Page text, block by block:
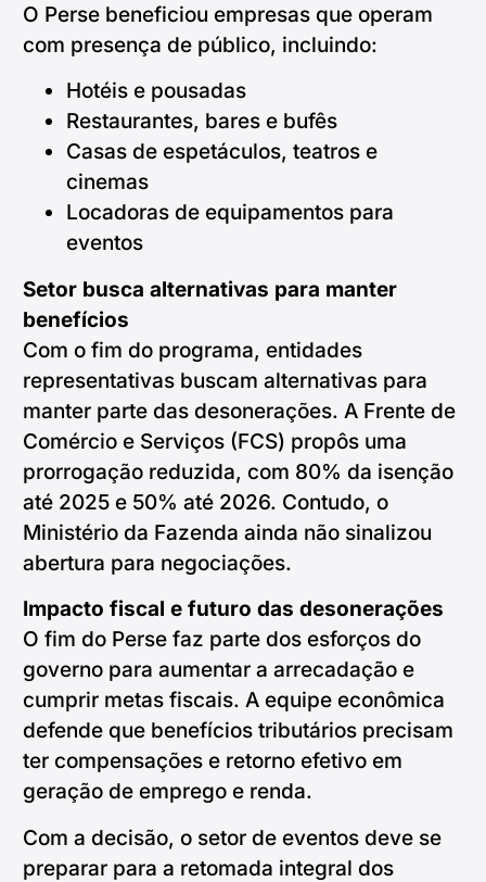
O Perse beneficiou empresas que operam
com presença de público, incluindo:
Hotéis e pousadas
Restaurantes, bares e bufês
Casas de espetáculos, teatros e
cinemas
Locadoras de equipamentos para
eventos
Setor busca alternativas para manter
benefícios
Com o fim do programa, entidades
representativas buscam alternativas para
manter parte das desonerações. A Frente de
Comércio e Serviços (FCS) propôs uma
prorrogação reduzida, com 80% da isenção
até 2025 e 50% até 2026. Contudo, o
Ministério da Fazenda ainda não sinalizou
abertura para negociações.
Impacto fiscal e futuro das desonerações
O fim do Perse faz parte dos esforços do
governo para aumentar a arrecadação e
cumprir metas fiscais. A equipe econômica
defende que benefícios tributários precisam
ter compensações e retorno efetivo em
geração de emprego e renda.
Com a decisão, o setor de eventos deve se
preparar para a retomada integral dos